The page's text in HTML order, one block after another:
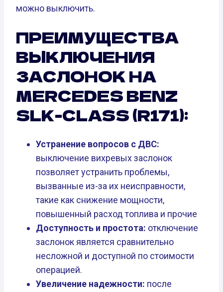
можно выключить.
ПРЕИМУЩЕСТВА
ВЫКЛЮЧЕНИЯ
ЗАСЛОНОК НА
MERCEDES BENZ
SLK-CLASS (R171):
Устранение вопросов с ДВС:
выключение вихревых заслонок
позволяет устранить проблемы,
вызванные из-за их неисправности,
такие как снижение мощности,
повышенный расход топлива и прочие
Доступность и простота: отключение
заслонок является сравнительно
несложной и доступной по стоимости
операцией.
Увеличение надежности: после